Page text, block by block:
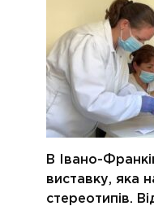
В Івано-
виставку, яка
стереотипів.